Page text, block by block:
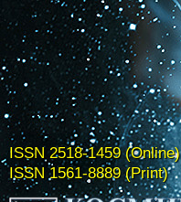
ISSN 2518-1459 (Online)
ISSN 1561-8889 (Print)